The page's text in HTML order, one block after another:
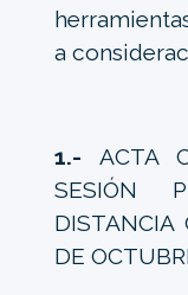
a
1.-ACTA
SESIÓN
DISTANCIA
DE